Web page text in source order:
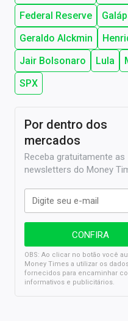
Federal Reserve
Geraldo Alckmin
Jair Bolsonaro
Lula
SPX
Por dentro dos
mercados
Receba gratuitamente as
newsletters do Money
OBS: Ao clicar no botão você
Money Times a utilizar os
fornecidos para encaminhar
informativos e publicitários.